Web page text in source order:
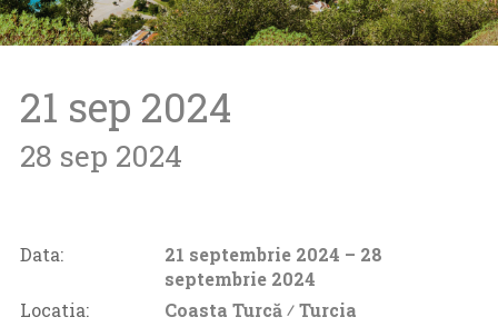
21 sep 2024
28 sep 2024
Data: 21 septembrie 2024 – 28
septembrie 2024
Locatia:
Coasta Turcă ⁄Turcia